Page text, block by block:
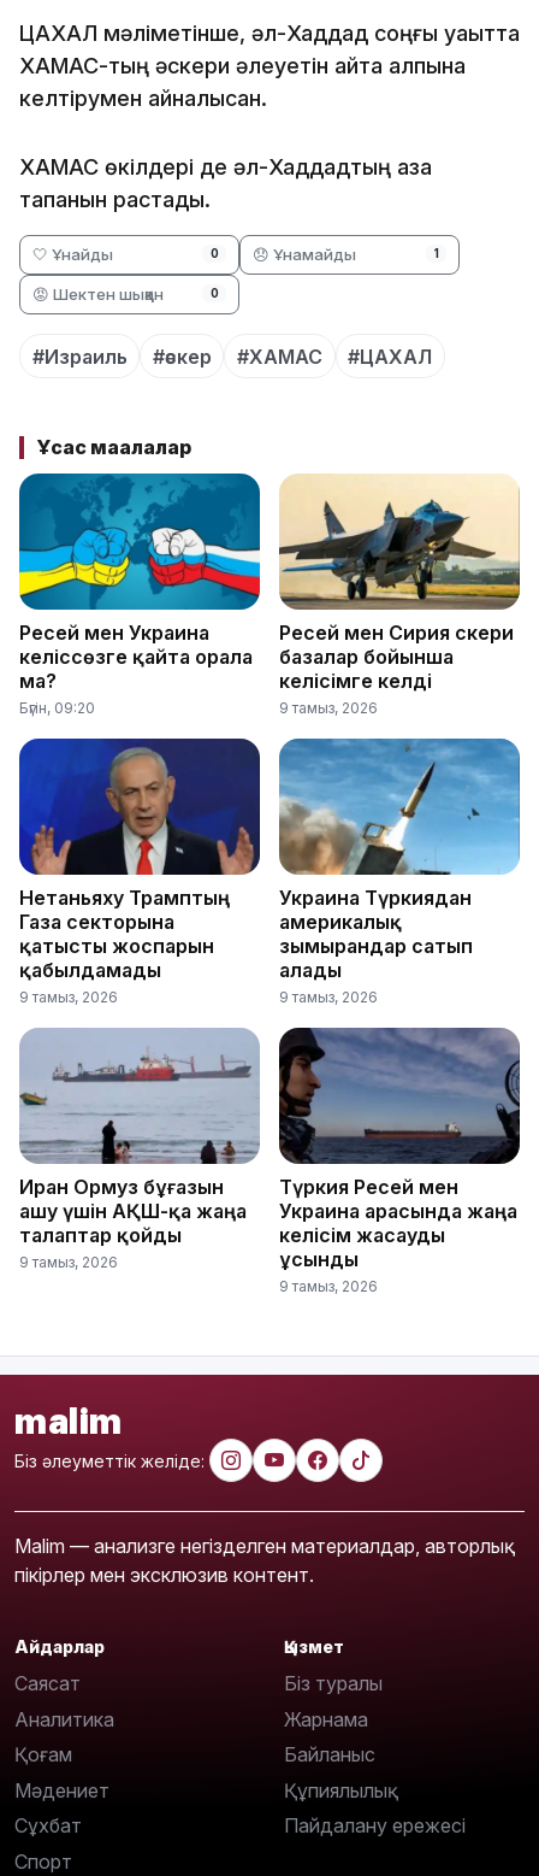
ЦАХАЛ мәліметінше, әл-Хаддад соңғы уақытта
ХАМАС-тың әскери әлеуетін қайта қалпына
келтірумен айналысқан.
ХАМАС өкілдері де әл-Хаддадтың қаза
тапқанын растады.
🤍 Ұнайды 0 😞 Ұнамайды 1
😡 Шектен шыққан 0
#Израиль #әскер #ХАМАС #ЦАХАЛ
Ұқсас мақалалар
Ресей мен Украина
келіссөзге қайта орала
ма?
Бүгін, 09:20
Ресей мен Сирия әскери
базалар бойынша
келісімге келді
9 тамыз, 2026
Нетаньяху Трамптың
Газа секторына
қатысты жоспарын
қабылдамады
9 тамыз, 2026
Украина Түркиядан
америкалық
зымырандар сатып
алады
9 тамыз, 2026
Иран Ормуз бұғазын
ашу үшін АҚШ-қа жаңа
талаптар қойды
9 тамыз, 2026
Түркия Ресей мен
Украина арасында жаңа
келісім жасауды
ұсынды
9 тамыз, 2026
malim
Біз әлеуметтік желіде:
Malim — анализге негізделген материалдар, авторлық
пікірлер мен эксклюзив контент.
Айдарлар
Саясат
Аналитика
Қоғам
Мәдениет
Сұхбат
Спорт
Қызмет
Біз туралы
Жарнама
Байланыс
Құпиялылық
Пайдалану ережесі